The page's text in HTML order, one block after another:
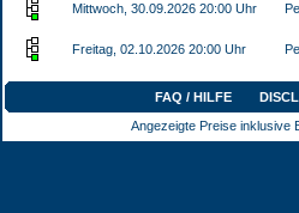
Mittwoch, 30.09.2026 20:00 Uhr
Freitag, 02.10.2026 20:00 Uhr
FAQ / HILFE
Angezeigte Preise inklusive